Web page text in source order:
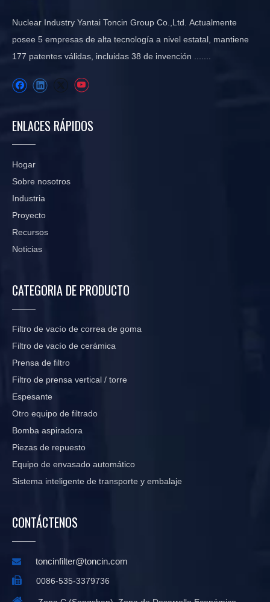
Nuclear Industry Yantai Toncin Group Co.,Ltd. Actualmente
posee 5 empresas de alta tecnología a nivel estatal, mantiene
177 patentes válidas, incluidas 38 de invención .......
ENLACES RÁPIDOS
Hogar
Sobre nosotros
Industria
Proyecto
Recursos
Noticias
CATEGORIA DE PRODUCTO
Filtro de vacío de correa de goma
Filtro de vacío de cerámica
Prensa de filtro
Filtro de prensa vertical / torre
Espesante
Otro equipo de filtrado
Bomba aspiradora
Piezas de repuesto
Equipo de envasado automático
Sistema inteligente de transporte y embalaje
CONTÁCTENOS
 toncinfilter@toncin.com
 0086-535-3379736